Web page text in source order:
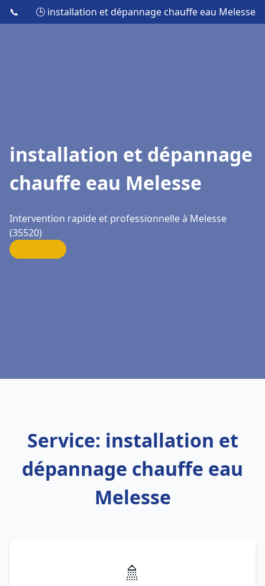
📞 🕒 installation et dépannage chauffe eau Melesse
installation et dépannage
chauffe eau Melesse
Intervention rapide et professionnelle à Melesse
(35520)
Service: installation et
dépannage chauffe eau
Melesse
🚿